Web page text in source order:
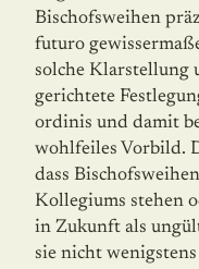
Bischofsweihen
futuro
solche Klarstellung
gerichtete
ordinis und damit
wohlfeiles Vorbild.
dass
Kollegiums stehen
in Zukunft als
sie nicht